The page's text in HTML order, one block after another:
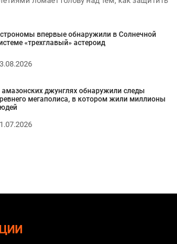
впервые обнаружили в Солнечной
«трехглавый» астероид
амазонских джунглях обнаружили следы
мегаполиса, в котором жили миллионы